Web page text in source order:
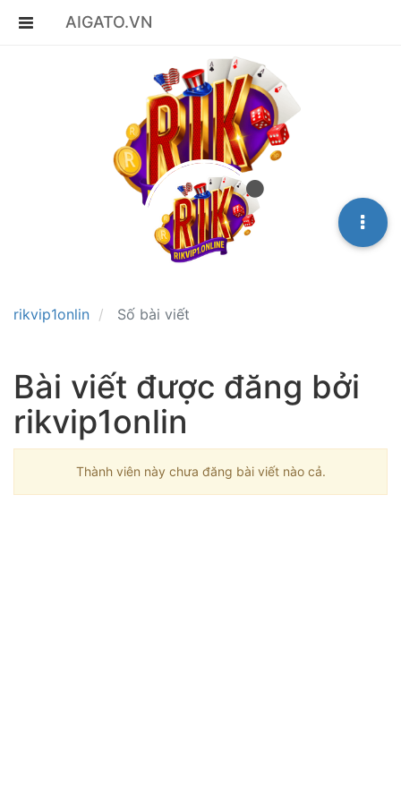
AIGATO.VN
rikvip1onlin Số bài viết
Bài viết được đăng bởi
rikvip1onlin
Thành viên này chưa đăng bài viết nào cả.